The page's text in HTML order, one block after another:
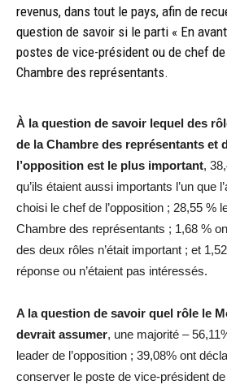
revenus, dans tout le pays, afin de
question de savoir si le parti « En
postes de vice-président ou de chef
Chambre des représentants.
À la question de savoir lequel des
de la Chambre des représentants et
l’opposition est le plus important,
qu’ils étaient aussi importants l’un que
choisi le chef de l’opposition ; 28,55 %
Chambre des représentants ; 1,68 %
des deux rôles n’était important ; et
réponse ou n’étaient pas intéressés.
A la question de savoir quel rôle le
devrait assumer, une majorité –
leader de l’opposition ; 39,08% ont
conserver le poste de vice-président